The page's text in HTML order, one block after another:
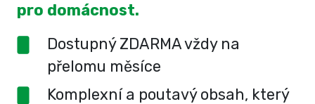
pro domácnost.
Dostupný ZDARMA vždy na
přelomu měsíce
Komplexní a poutavý obsah, který